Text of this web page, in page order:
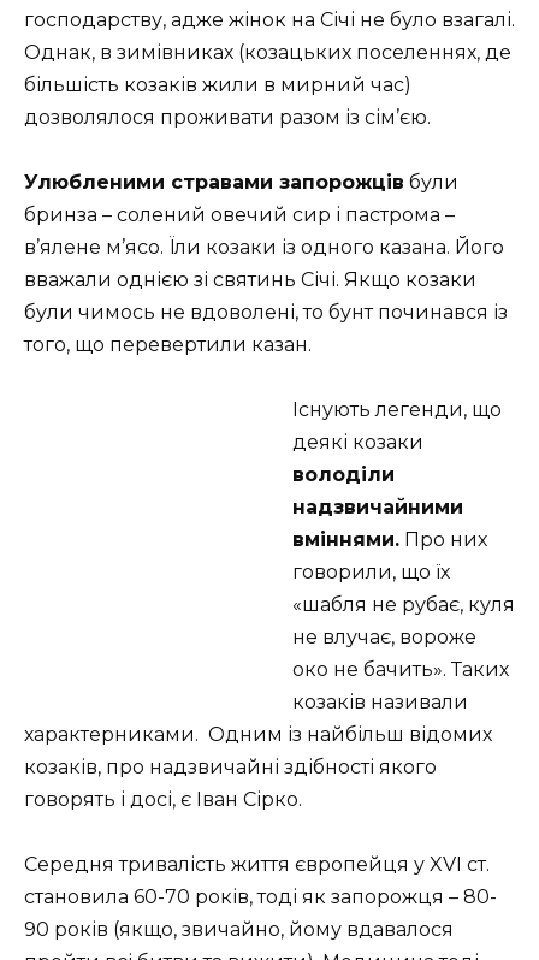
господарству, адже жінок на Січі не було взагалі.
Однак, в зимівниках (козацьких поселеннях, де
більшість козаків жили в мирний час)
дозволялося проживати разом із сім’єю.
Улюбленими стравами запорожців були
бринза – солений овечий сир і пастрома –
в’ялене м’ясо. Їли козаки із одного казана. Його
вважали однією зі святинь Січі. Якщо козаки
були чимось не вдоволені, то бунт починався із
того, що перевертили казан.
Існують легенди, що
деякі козаки
володіли
надзвичайними
вміннями. Про них
говорили, що їх
«шабля не рубає, куля
не влучає, вороже
око не бачить». Таких
козаків називали
характерниками. Одним із найбільш відомих
козаків, про надзвичайні здібності якого
говорять і досі, є Іван Сірко.
Середня тривалість життя європейця у XVI ст.
становила 60-70 років, тоді як запорожця – 80-
90 років (якщо, звичайно, йому вдавалося